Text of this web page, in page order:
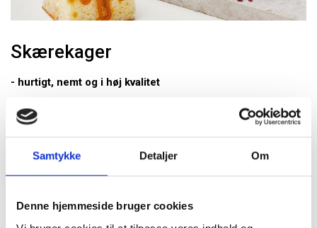
Samtykke Detaljer Om
Denne hjemmeside bruger cookies
Skærekager
- hurtigt, nemt og i høj kvalitet
Med Credins kageblandinger bliver det ikke nemmere at
skabe lækre kager lige til at skære ud i passende stykker –
perfekt til fx kantiner, hoteller, efterskoler og
uddannelsesinstitutioner hvor man gerne vil servere en
Med kageblandingerne er du sikret en høj kvalitet, en saftig
krumme og fantastiske bageegenskaber. Vi har gjort det